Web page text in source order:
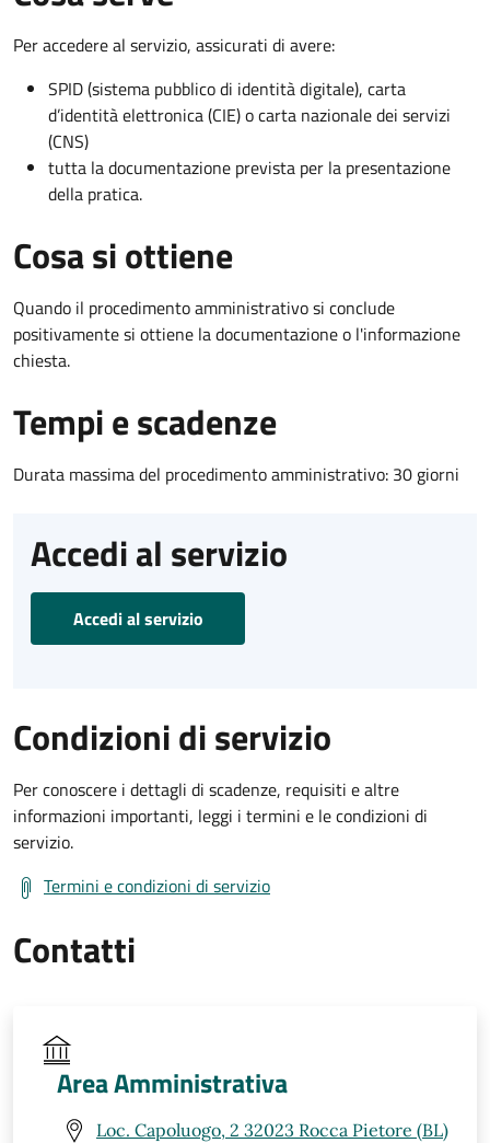
Per accedere al servizio, assicurati di avere:
SPID (sistema pubblico di identità digitale), carta
d’identità elettronica (CIE) o carta nazionale dei servizi
(CNS)
tutta la documentazione prevista per la presentazione
della pratica.
Cosa si ottiene
Quando il procedimento amministrativo si conclude
positivamente si ottiene la documentazione o l'informazione
chiesta.
Tempi e scadenze
Durata massima del procedimento amministrativo: 30 giorni
Accedi al servizio
Accedi al servizio
Condizioni di servizio
Per conoscere i dettagli di scadenze, requisiti e altre
informazioni importanti, leggi i termini e le condizioni di
servizio.
Termini e condizioni di servizio
Contatti
Area Amministrativa
Loc. Capoluogo, 2 32023 Rocca Pietore (BL)